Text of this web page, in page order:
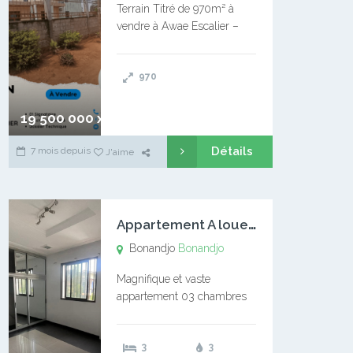
19 500 000 xaf
Terrain Titré de 970m² à
vendre à Awae Escalier –
l’Université Catholique –
970
7 mois depuis J'aime Détails
A
ppartement A louer Bonandjo
Bonandjo Bonandjo
Magnifique et vaste
appartement 03 chambres
douches 01 vaste salon 01
3
3